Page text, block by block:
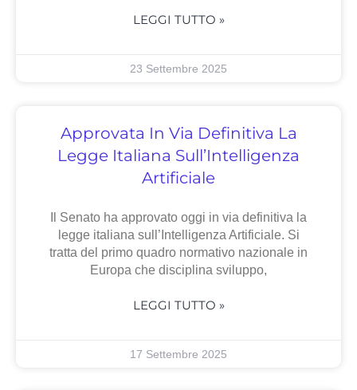
LEGGI TUTTO »
23 Settembre 2025
Approvata In Via Definitiva La
Legge Italiana Sull’Intelligenza
Artificiale
Il Senato ha approvato oggi in via definitiva la
legge italiana sull’Intelligenza Artificiale. Si
tratta del primo quadro normativo nazionale in
Europa che disciplina sviluppo,
LEGGI TUTTO »
17 Settembre 2025